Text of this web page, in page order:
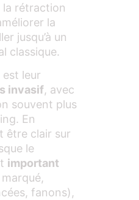
la rétraction
la
jusqu’à un
classique.
est leur
invasif, avec
souvent plus
En
être clair sur
le
important
fanons),